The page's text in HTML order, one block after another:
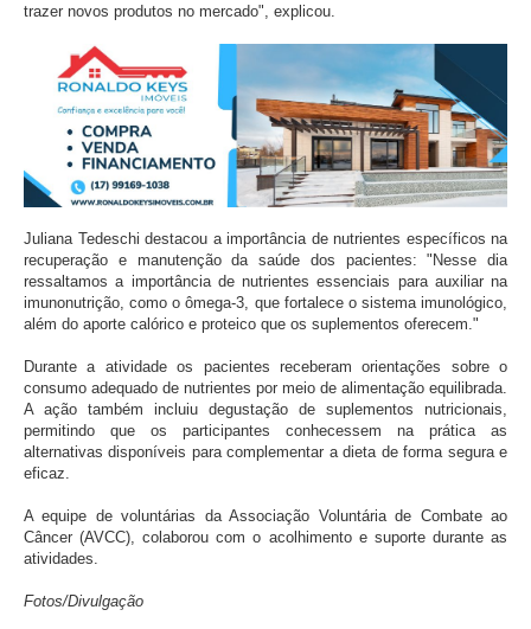
trazer novos produtos no mercado", explicou.
Juliana Tedeschi destacou a importância de nutrientes específicos na
recuperação e manutenção da saúde dos pacientes: "Nesse dia
ressaltamos a importância de nutrientes essenciais para auxiliar na
imunonutrição, como o ômega-3, que fortalece o sistema imunológico,
além do aporte calórico e proteico que os suplementos oferecem."
Durante a atividade os pacientes receberam orientações sobre o
consumo adequado de nutrientes por meio de alimentação equilibrada.
A ação também incluiu degustação de suplementos nutricionais,
permitindo que os participantes conhecessem na prática as
alternativas disponíveis para complementar a dieta de forma segura e
eficaz.
A equipe de voluntárias da Associação Voluntária de Combate ao
Câncer (AVCC), colaborou com o acolhimento e suporte durante as
atividades.
Fotos/Divulgação